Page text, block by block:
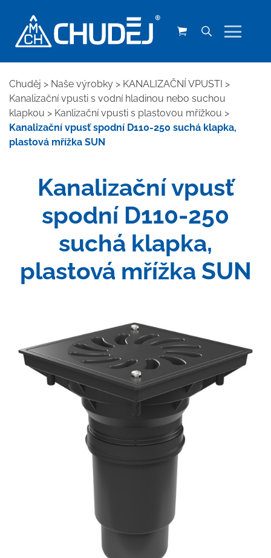
Chuděj > Naše výrobky > KANALIZAČNÍ VPUSTI >
Kanalizační vpusti s vodní hladinou nebo suchou
klapkou > Kanlizační vpusti s plastovou mřížkou >
Kanalizační vpusť spodní D110-250 suchá klapka,
plastová mřížka SUN
Kanalizační vpusť
spodní D110-250
suchá klapka,
plastová mřížka SUN